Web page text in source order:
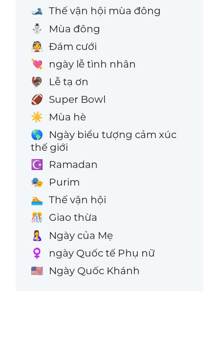
🎿 Thế vận hội mùa đông
⛄ Mùa đông
👰 Đám cưới
💘 ngày lễ tình nhân
🦃 Lễ tạ ơn
🏈 Super Bowl
☀️ Mùa hè
🌎
Ngày biểu tượng cảm xúc
thế giới
☪️ Ramadan
🎭 Purim
🏊 Thế vận hội
🎊 Giao thừa
🤱 Ngày của Mẹ
♀️ ngày Quốc tế Phụ nữ
🇺🇸 Ngày Quốc Khánh